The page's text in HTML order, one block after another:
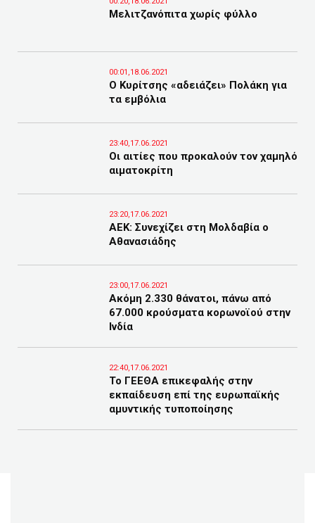
Μελιτζανόπιτα χωρίς φύλλο
00:01,18.06.2021
Ο Κυρίτσης «αδειάζει» Πολάκη για
τα εμβόλια
23:40,17.06.2021
Οι αιτίες που προκαλούν τον χαμηλό
αιματοκρίτη
23:20,17.06.2021
ΑΕΚ: Συνεχίζει στη Μολδαβία ο
Αθανασιάδης
23:00,17.06.2021
Ακόμη 2.330 θάνατοι, πάνω από
67.000 κρούσματα κορωνοϊού στην
Ινδία
22:40,17.06.2021
Το ΓΕΕΘΑ επικεφαλής στην
εκπαίδευση επί της ευρωπαϊκής
αμυντικής τυποποίησης